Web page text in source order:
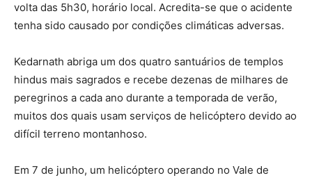
volta das 5h30, horário local. Acredita-se que o acidente
tenha sido causado por condições climáticas adversas.
Kedarnath abriga um dos quatro santuários de templos
hindus mais sagrados e recebe dezenas de milhares de
peregrinos a cada ano durante a temporada de verão,
muitos dos quais usam serviços de helicóptero devido ao
difícil terreno montanhoso.
Em 7 de junho, um helicóptero operando no Vale de